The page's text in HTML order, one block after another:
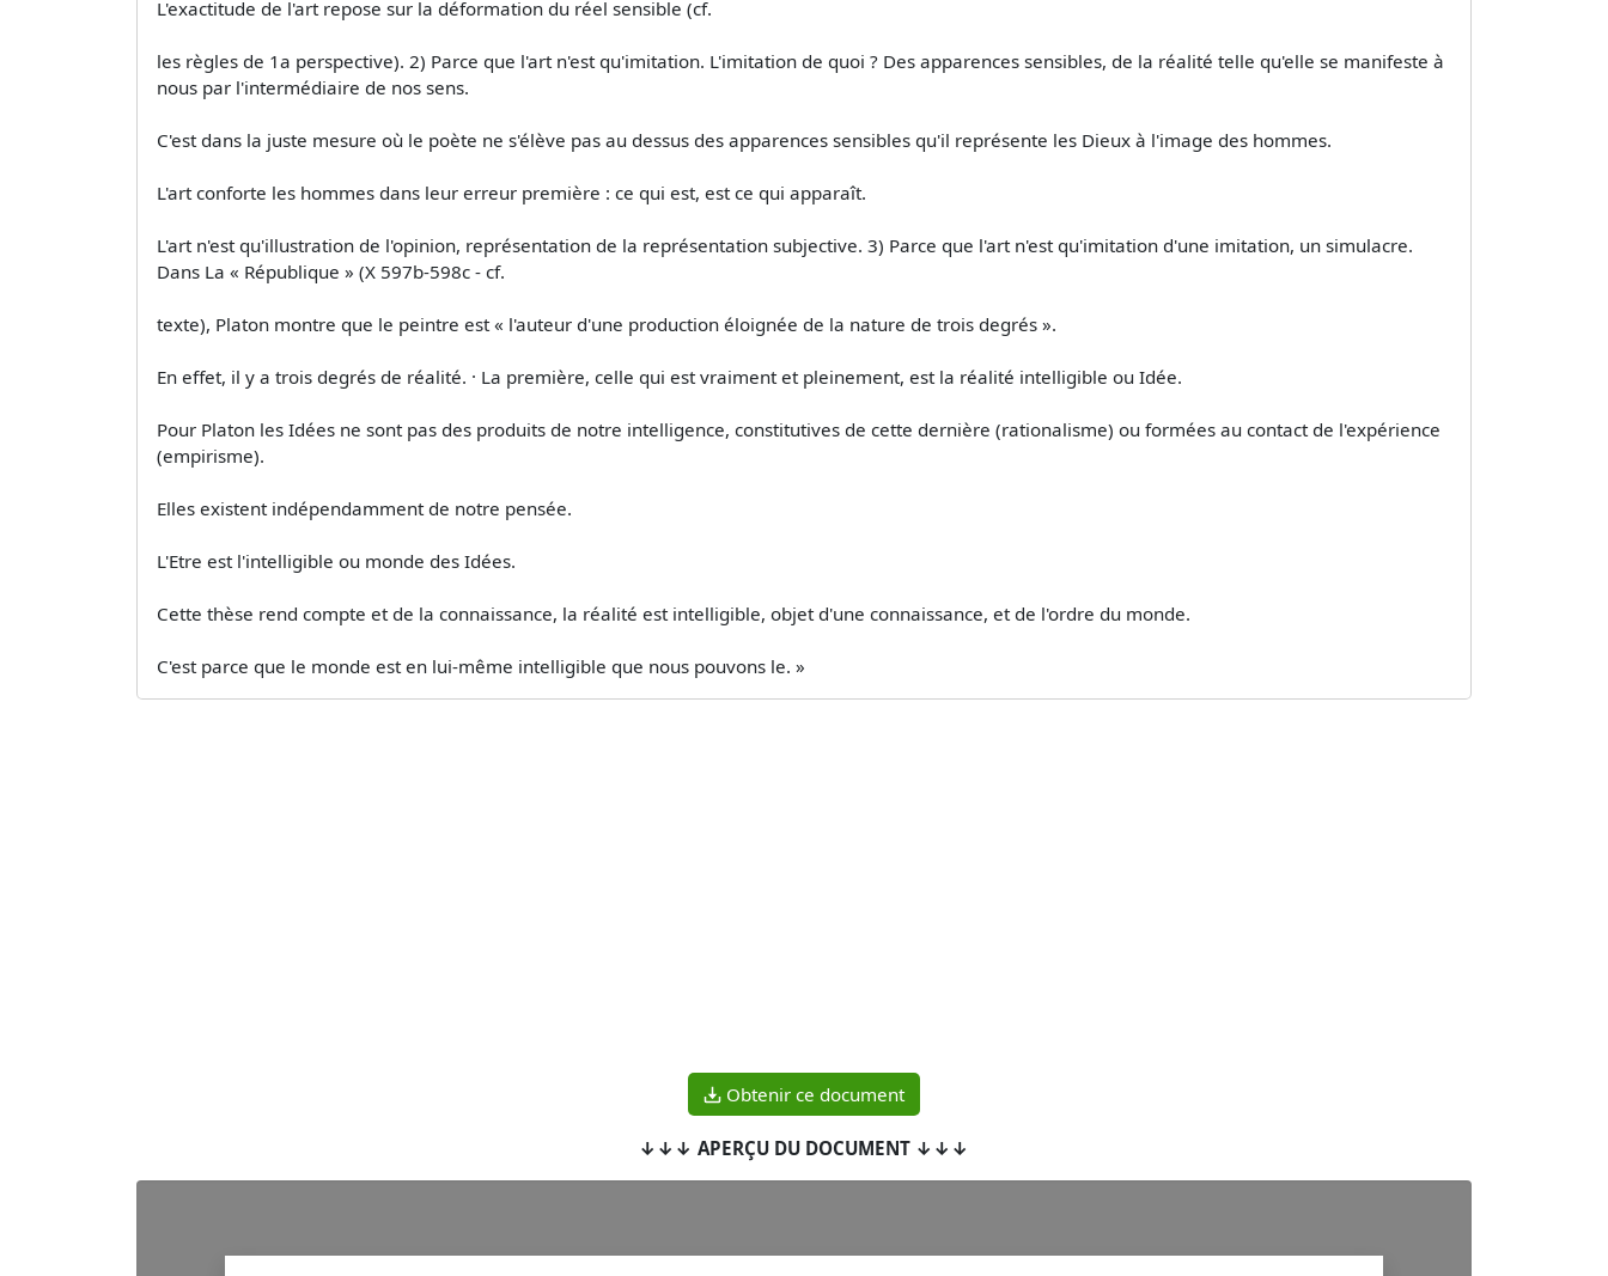
L'exactitude de l'art repose sur la déformation du réel sensible (cf.
les règles de 1a perspective). 2) Parce que l'art n'est qu'imitation. L'imitation de quoi ? Des apparences sensibles, de la réalité telle qu'elle se manifeste à
nous par l'intermédiaire de nos sens.
C'est dans la juste mesure où le poète ne s'élève pas au dessus des apparences sensibles qu'il représente les Dieux à l'image des hommes.
L'art conforte les hommes dans leur erreur première : ce qui est, est ce qui apparaît.
L'art n'est qu'illustration de l'opinion, représentation de la représentation subjective. 3) Parce que l'art n'est qu'imitation d'une imitation, un simulacre.
Dans La « République » (X 597b-598c - cf.
texte), Platon montre que le peintre est « l'auteur d'une production éloignée de la nature de trois degrés ».
En effet, il y a trois degrés de réalité. · La première, celle qui est vraiment et pleinement, est la réalité intelligible ou Idée.
Pour Platon les Idées ne sont pas des produits de notre intelligence, constitutives de cette dernière (rationalisme) ou formées au contact de l'expérience
(empirisme).
Elles existent indépendamment de notre pensée.
L'Etre est l'intelligible ou monde des Idées.
Cette thèse rend compte et de la connaissance, la réalité est intelligible, objet d'une connaissance, et de l'ordre du monde.
C'est parce que le monde est en lui-même intelligible que nous pouvons le. »
Obtenir ce document
↓↓↓ APERÇU DU DOCUMENT ↓↓↓